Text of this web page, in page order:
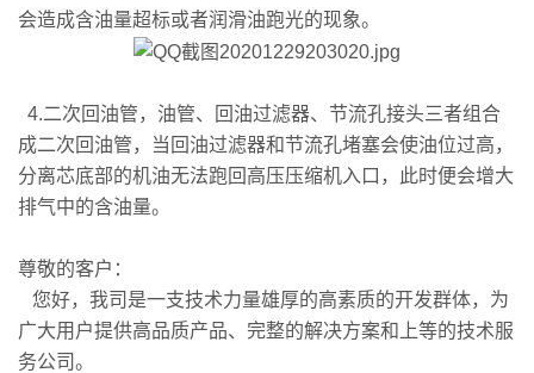
会造成含油量超标或者润滑油跑光的现象。
4.二次回油管，油管、回油过滤器、节流孔接头三者组合
成二次回油管，当回油过滤器和节流孔堵塞会使油位过高，
分离芯底部的机油无法跑回高压压缩机入口，此时便会增大
排气中的含油量。
尊敬的客户：
您好，我司是一支技术力量雄厚的高素质的开发群体，为
广大用户提供高品质产品、完整的解决方案和上等的技术服
务公司。